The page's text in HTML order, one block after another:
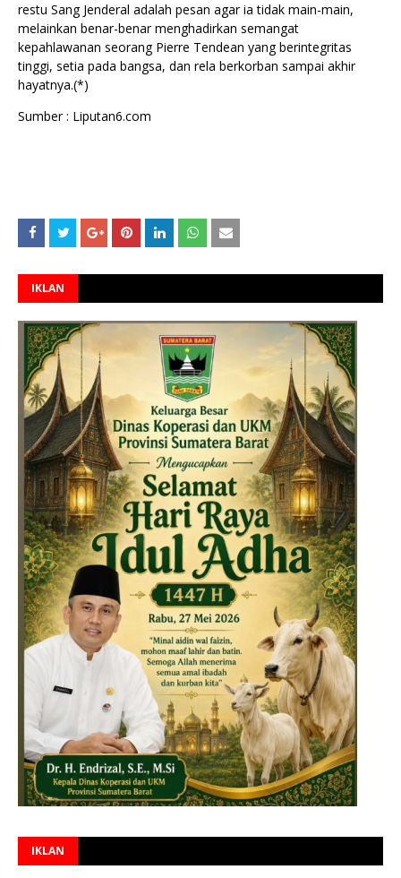
restu Sang Jenderal adalah pesan agar ia tidak main-main,
melainkan benar-benar menghadirkan semangat
kepahlawanan seorang Pierre Tendean yang berintegritas
tinggi, setia pada bangsa, dan rela berkorban sampai akhir
hayatnya.(*)
Sumber : Liputan6.com
IKLAN
IKLAN